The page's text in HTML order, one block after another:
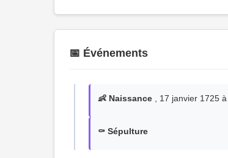
📅 Événements
👶 Naissance , 17 janvier 1725
⚰️ Sépulture